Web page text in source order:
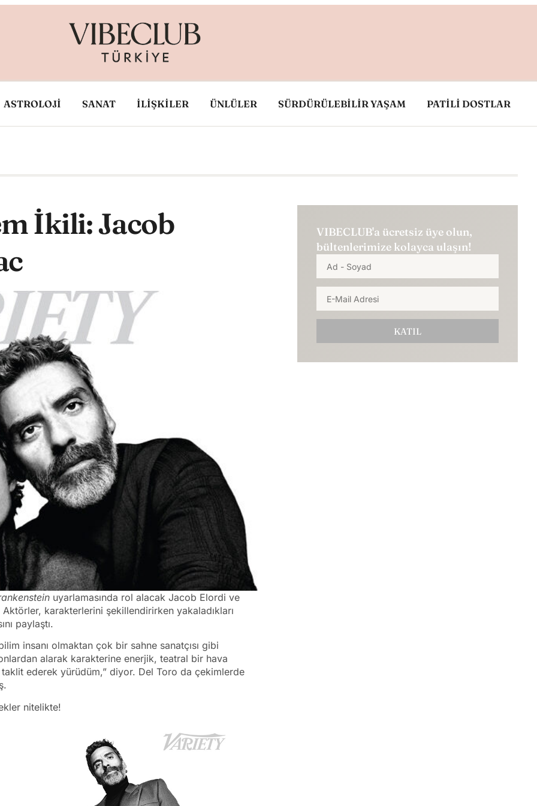
ASTROLOJİ SANAT İLİŞKİLER ÜNLÜLER SÜRDÜRÜLEBİLİR YAŞAM PATİLİ DOSTLAR
İkili: Jacob
uyarlamasında rol alacak Jacob Elordi ve
karakterlerini şekillendirirken yakaladıkları
paylaştı.
insanı olmaktan çok bir sahne sanatçısı gibi
alarak karakterine enerjik, teatral bir hava
ederek yürüdüm,” diyor. Del Toro da çekimlerde
nitelikte!
VIBECLUB'a ücretsiz üye olun,
bültenlerimize kolayca ulaşın!
KATIL